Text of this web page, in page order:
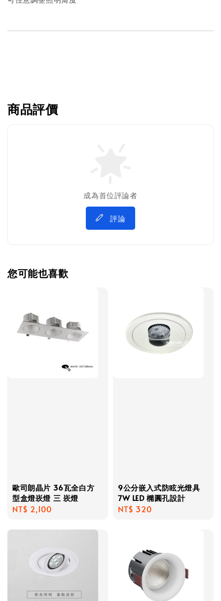
商品評價
成為首位評論者
評論
您可能也喜歡
歐司朗晶片 36瓦全白方
型盒燈崁燈 三 崁燈
Regular
NT$ 2,100
9公分嵌入式防眩光燈具
7W LED 橢圓孔設計
Regular
NT$ 320